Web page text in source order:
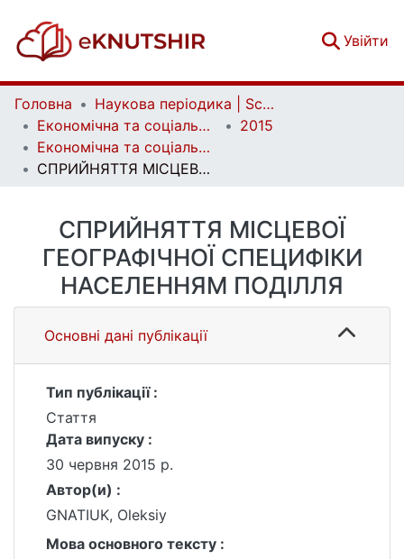
Увійти
Головна
Наукова періодика | Scientific periodicals
Економічна та соціальна географія | Ekonomichna ta Sotsialna Geografiya
2015
Економічна та соціальна географія. Випуск 71
СПРИЙНЯТТЯ МІСЦЕВОЇ ГЕОГРАФІЧНОЇ СПЕЦИФІКИ НАСЕЛЕННЯМ ПОДІЛЛЯ
СПРИЙНЯТТЯ МІСЦЕВОЇ
ГЕОГРАФІЧНОЇ СПЕЦИФІКИ
НАСЕЛЕННЯМ ПОДІЛЛЯ
Основні дані публікації
Тип публікації :
Стаття
Дата випуску :
30 червня 2015 р.
Автор(и) :
GNATIUK, Oleksiy
Мова основного тексту :